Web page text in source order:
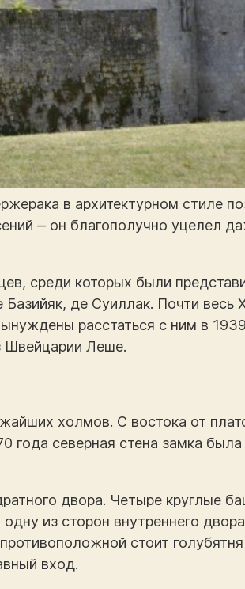
в архитектурном стиле
‒ он благополучно уцелел
среди которых были
де Суиллак. Почти весь
расстаться с ним в
Швейцарии Леше.
холмов. С востока от
года северная стена замка была
двора. Четыре круглые
из сторон внутреннего
стоит голубятня
вход.